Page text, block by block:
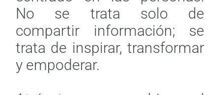
No se trata solo de
compartir información; se
trata de inspirar, transformar
y empoderar.